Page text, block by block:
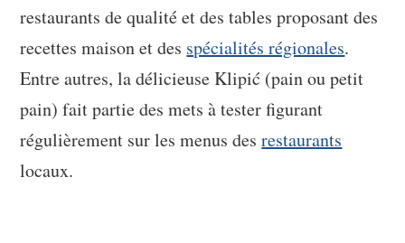
restaurants de qualité et des tables proposant des
recettes maison et des spécialités régionales.
Entre autres, la délicieuse Klipić (pain ou petit
pain) fait partie des mets à tester figurant
régulièrement sur les menus desrestaurants
locaux.